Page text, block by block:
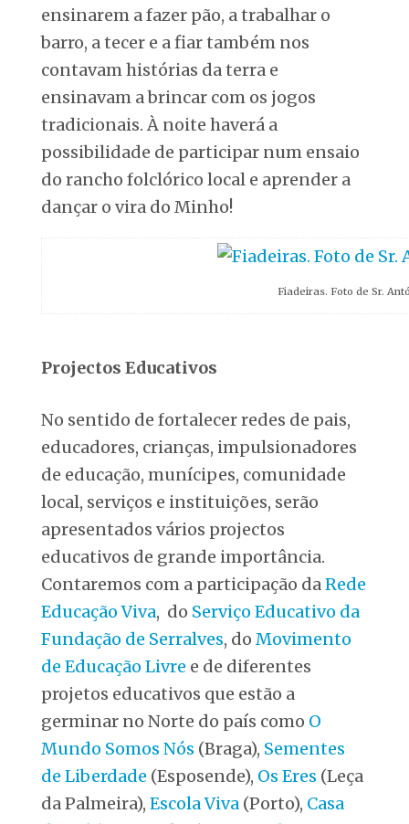
ensinarem a fazer pão, a trabalhar o
barro, a tecer e a fiar também nos
contavam histórias da terra e
ensinavam a brincar com os jogos
tradicionais. À noite haverá a
possibilidade de participar num ensaio
do rancho folclórico local e aprender a
dançar o vira do Minho!
Fiadeiras. Foto de Sr.
Projectos Educativos
No sentido de fortalecer redes de pais,
educadores, crianças, impulsionadores
de educação, munícipes, comunidade
local, serviços e instituições, serão
apresentados vários projectos
educativos de grande importância.
Contaremos com a participação daRede
Educação Viva, do Serviço Educativo da
Fundação de Serralves, do Movimento
de Educação Livre e de diferentes
projetos educativos que estão a
germinar no Norte do país como O
Mundo Somos Nós (Braga), Sementes
de Liberdade (Esposende), Os Eres (Leça
da Palmeira), Escola Viva (Porto), Casa